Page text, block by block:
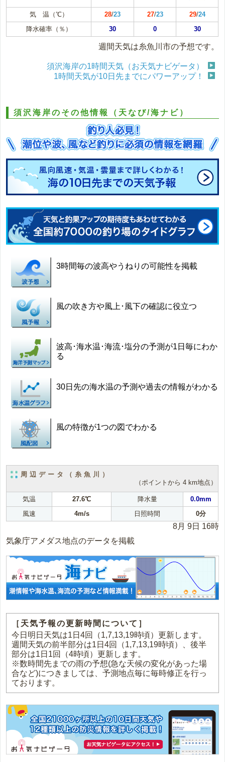
気 温（℃） 28/23 27/23 29/24
降水確率（％）
30 0 30
週間天気は糸魚川市の予想です。
須沢海岸の1時間天気（お天気ナビゲータ）
1時間天気が10日先までにパワーアップ！
須沢海岸のその他情報（天なび/海ナビ）
3時間毎の波高やうねりの可能性を掲載
風の吹き方や風上･風下の確認に役立つ
波高･海水温･海流･塩分の予測が1日毎にわか
る
30日先の海水温の予測や過去の情報がわかる
風の特徴が1つの図でわかる
周辺データ（糸魚川）
（ポイントから 4 km地点）
気温 27.6℃ 降水量
0.0mm
風速
4m/s 日照時間 0分
8月 9日 16時
気象庁アメダス地点のデータを掲載
［天気予報の更新時間について］
今日明日天気は1日4回（1,7,13,19時頃）更新します。
週間天気の前半部分は1日4回（1,7,13,19時頃）、後半
部分は1日1回（4時頃）更新します。
※数時間先までの雨の予想(急な天候の変化があった場
合など)につきましては、予測地点毎に毎時修正を行っ
ております。